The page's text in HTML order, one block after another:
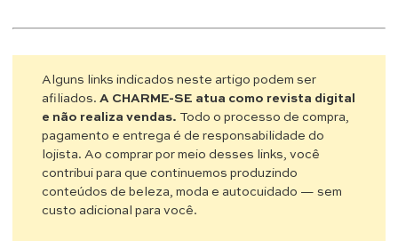
Alguns links indicados neste artigo podem ser
afiliados.A CHARME-SE atua como revista digital
e não realiza vendas. Todo o processo de compra,
pagamento e entrega é de responsabilidade do
lojista. Ao comprar por meio desses links, você
contribui para que continuemos produzindo
conteúdos de beleza, moda e autocuidado — sem
custo adicional para você.